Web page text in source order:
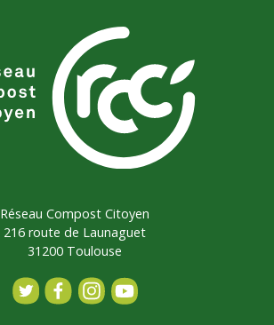
Réseau Compost Citoyen
216 route de Launaguet
31200 Toulouse